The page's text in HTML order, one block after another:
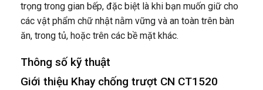
trọng trong gian bếp, đặc biệt là khi bạn muốn giữ cho
các vật phẩm chữ nhật nằm vững và an toàn trên bàn
ăn, trong tủ, hoặc trên các bề mặt khác.
Thông số kỹ thuật
Giới thiệu Khay chống trượt CN CT1520